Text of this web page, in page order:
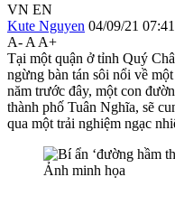
VN EN
Kute Nguyen 04/09/21
A- A A+
Tại một quận ở tỉnh Quý
ngừng bàn tán sôi nổi về
năm trước đây, một con
thành phố Tuân Nghĩa, sẽ
qua một trải nghiệm ngạc
Ảnh minh họa